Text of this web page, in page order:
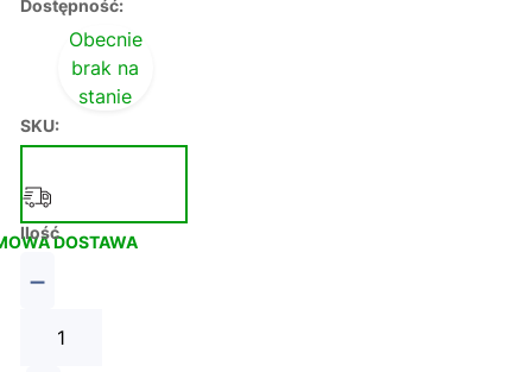
Dostępność:
Obecnie
brak na
stanie
SKU:
DOSTAWA
Ilość
−